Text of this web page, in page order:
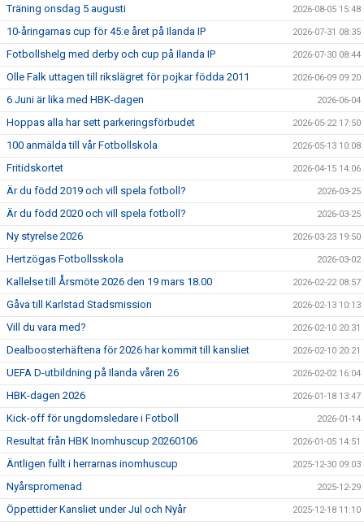
Träning onsdag 5 augusti 2026-08-05 15:48
10-åringarnas cup för 45:e året på Ilanda IP 2026-07-31 08:35
Fotbollshelg med derby och cup på Ilanda IP 2026-07-30 08:44
Olle Falk uttagen till rikslägret för pojkar födda 2011 2026-06-09 09:20
6 Juni är lika med HBK-dagen 2026-06-04
Hoppas alla har sett parkeringsförbudet 2026-05-22 17:50
100 anmälda till vår Fotbollskola 2026-05-13 10:08
Fritidskortet 2026-04-15 14:06
Är du född 2019 och vill spela fotboll? 2026-03-25
Är du född 2020 och vill spela fotboll? 2026-03-25
Ny styrelse 2026 2026-03-23 19:50
Hertzögas Fotbollsskola 2026-03-02
Kallelse till Årsmöte 2026 den 19 mars 18.00 2026-02-22 08:57
Gåva till Karlstad Stadsmission 2026-02-13 10:13
Vill du vara med? 2026-02-10 20:31
Dealboosterhäftena för 2026 har kommit till kansliet 2026-02-10 20:21
UEFA D-utbildning på Ilanda våren 26 2026-02-02 16:04
HBK-dagen 2026 2026-01-18 13:47
Kick-off för ungdomsledare i Fotboll 2026-01-14
Resultat från HBK Inomhuscup 20260106 2026-01-05 14:51
Äntligen fullt i herrarnas inomhuscup 2025-12-30 09:03
Nyårspromenad 2025-12-29
Öppettider Kansliet under Jul och Nyår 2025-12-18 11:10